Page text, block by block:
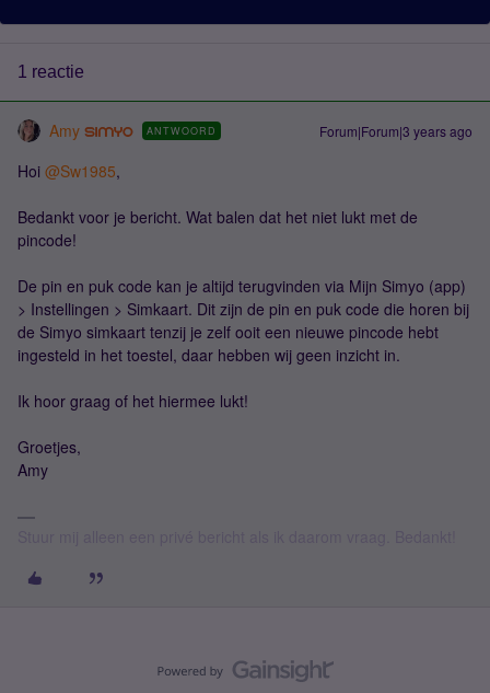
1 reactie
Amy ANTWOORD Forum|Forum|3 years ago
Hoi @Sw1985,
Bedankt voor je bericht. Wat balen dat het niet lukt met de
pincode!
De pin en puk code kan je altijd terugvinden via Mijn Simyo (app)
> Instellingen > Simkaart. Dit zijn de pin en puk code die horen bij
de Simyo simkaart tenzij je zelf ooit een nieuwe pincode hebt
ingesteld in het toestel, daar hebben wij geen inzicht in.
Ik hoor graag of het hiermee lukt!
Groetjes,
Amy